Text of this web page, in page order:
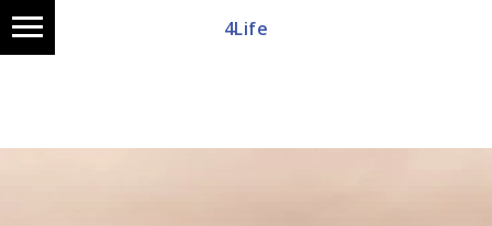
4Life